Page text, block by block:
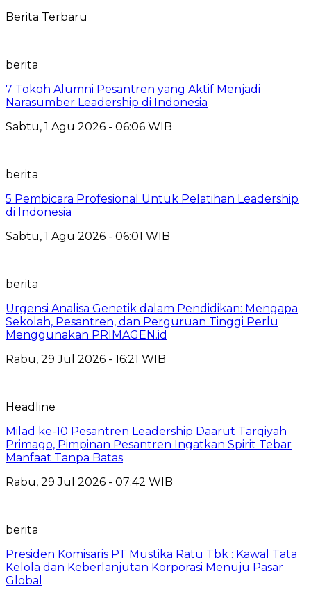
Berita Terbaru
berita
7 Tokoh Alumni Pesantren yang Aktif Menjadi
Narasumber Leadership di Indonesia
Sabtu, 1 Agu 2026 - 06:06 WIB
berita
5 Pembicara Profesional Untuk Pelatihan Leadership
di Indonesia
Sabtu, 1 Agu 2026 - 06:01 WIB
berita
Urgensi Analisa Genetik dalam Pendidikan: Mengapa
Sekolah, Pesantren, dan Perguruan Tinggi Perlu
Menggunakan PRIMAGEN.id
Rabu, 29 Jul 2026 - 16:21 WIB
Headline
Milad ke-10 Pesantren Leadership Daarut Tarqiyah
Primago, Pimpinan Pesantren Ingatkan Spirit Tebar
Manfaat Tanpa Batas
Rabu, 29 Jul 2026 - 07:42 WIB
berita
Presiden Komisaris PT Mustika Ratu Tbk : Kawal Tata
Kelola dan Keberlanjutan Korporasi Menuju Pasar
Global